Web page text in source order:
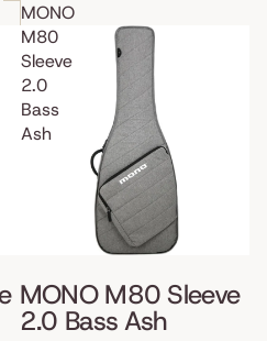
MONO
M80
Sleeve
2.0
Bass
Ash
MONO M80 Sleeve
2.0 Bass Ash